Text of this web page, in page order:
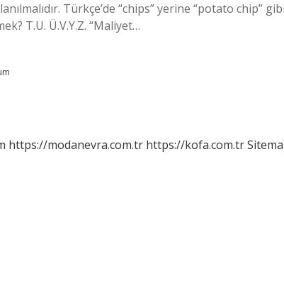
Türkçe’de “chips” yerine “potato chip”
T.U. Ü.V.Y.Z. “Maliyet…
https://modanevra.com.tr https://kofa.com.tr